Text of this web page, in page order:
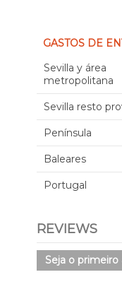
GASTOS DE
Sevilla y área
metropolitana
Sevilla resto
Península
Baleares
Portugal
REVIEWS
Seja o primeiro